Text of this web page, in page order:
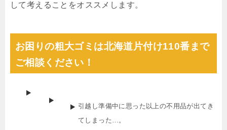
して考えることをオススメします。
お困りの粗大ゴミは北海道片付け110番まで
ご相談ください！
引越し準備中に思った以上の不用品が出てき
てしまった…。